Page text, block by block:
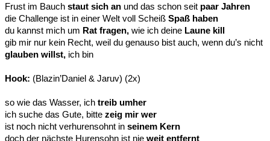
Frust im Bauch staut sich an und das schon seit paar Jahren
die Challenge ist in einer Welt voll Scheiß Spaß haben
du kannst mich um Rat fragen, wie ich deine Laune kill
gib mir nur kein Recht, weil du genauso bist auch, wenn du’s nicht
glauben willst, ich bin
Hook: (Blazin’Daniel & Jaruv) (2x)
so wie das Wasser, ich treib umher
ich suche das Gute, bitte zeig mir wer
ist noch nicht verhurensohnt in seinem Kern
doch der nächste Hurensohn ist nie weit entfernt